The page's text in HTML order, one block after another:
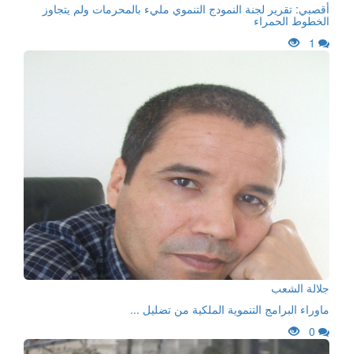
أقصبي: تقرير لجنة النمودج التنموي مليء بالمحرمات ولم يتجاوز
الخطوط الحمراء
1
جلالة الشعب
ماوراء البرامج التنموية الملكية من تضليل ...
0